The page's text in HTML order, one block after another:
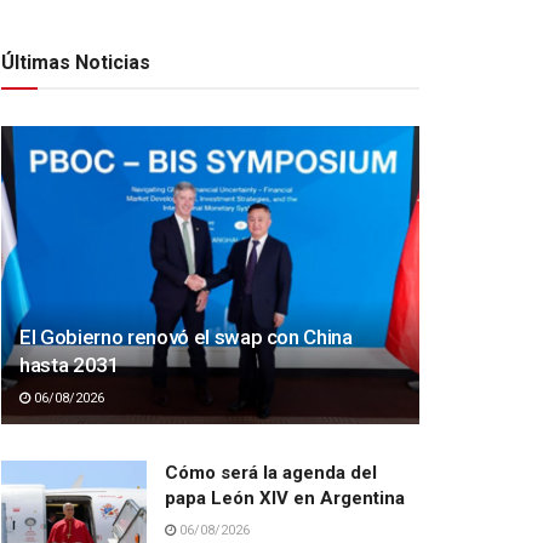
Últimas Noticias
El Gobierno renovó el swap con China
hasta 2031
06/08/2026
Cómo será la agenda del
papa León XIV en Argentina
06/08/2026